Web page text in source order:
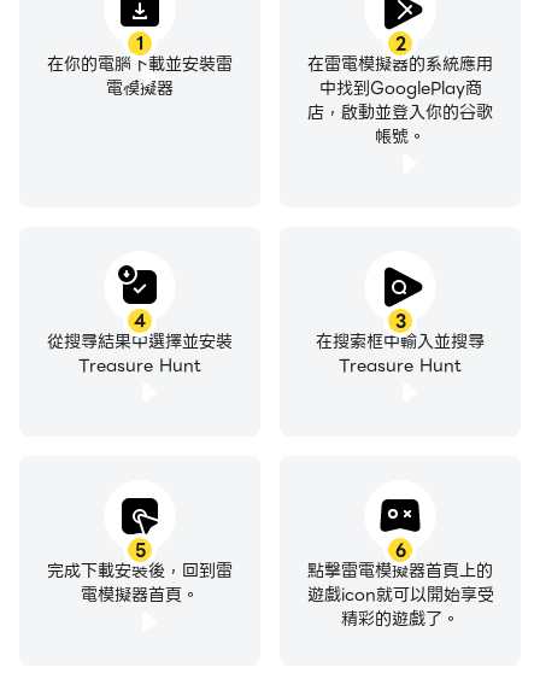
1
在你的電腦下載並安裝雷
電模擬器
2
在雷電模擬器的系統應用
中找到GooglePlay商
店，啟動並登入你的谷歌
帳號。
3
在搜索框中輸入並搜尋
Treasure Hunt
4
從搜尋結果中選擇並安裝
Treasure Hunt
5
完成下載安裝後，回到雷
電模擬器首頁。
6
點擊雷電模擬器首頁上的
遊戲icon就可以開始享受
精彩的遊戲了。